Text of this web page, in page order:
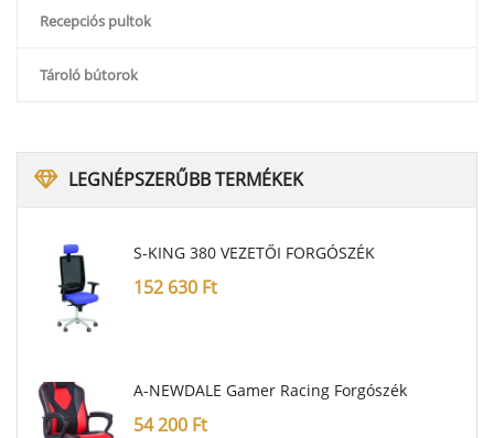
Recepciós pultok
Tároló bútorok
LEGNÉPSZERŰBBTERMÉKEK
S-KING 380 VEZETŐI FORGÓSZÉK
152 630 Ft
A-NEWDALE Gamer Racing Forgószék
54 200 Ft